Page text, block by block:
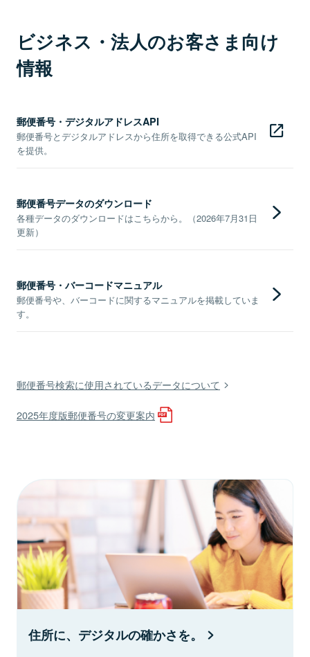
ビジネス・法人のお客さま向け
情報
郵便番号・デジタルアドレスAPI
郵便番号とデジタルアドレスから住所を取得できる公式API
を提供。
郵便番号データのダウンロード
各種データのダウンロードはこちらから。（2026年7月31日
更新）
郵便番号・バーコードマニュアル
郵便番号や、バーコードに関するマニュアルを掲載していま
す。
郵便番号検索に使用されているデータについて
2025年度版郵便番号の変更案内
住所に、デジタルの確かさを。